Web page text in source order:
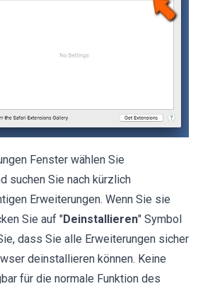
Fenster wählen Sie
suchen Sie nach kürzlich
Erweiterungen. Wenn Sie sie
Sie auf "Deinstallieren" Symbol
dass Sie alle Erweiterungen sicher
deinstallieren können. Keine
für die normale Funktion des